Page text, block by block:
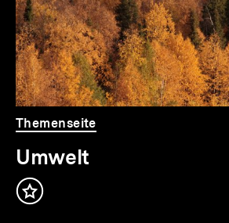
Themenseite
Umwelt
Inhalt